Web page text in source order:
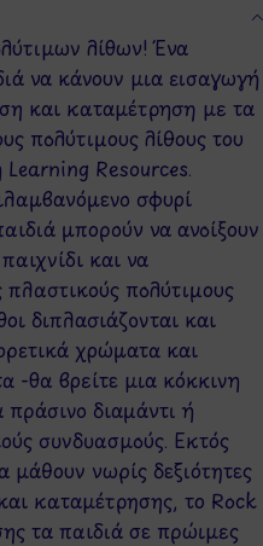
λίθων! Ένα
να κάνουν μια εισαγωγή
και καταμέτρηση με τα
πολύτιμους λίθους του
Resources.
σφυρί
μπορούν να ανοίξουν
και να
πολύτιμους
διπλασιάζονται και
χρώματα και
-θα βρείτε μια κόκκινη
διαμάντι ή
συνδυασμούς. Εκτός
μάθουν νωρίς δεξιότητες
καταμέτρησης, το Rock
τα παιδιά σε πρώιμες